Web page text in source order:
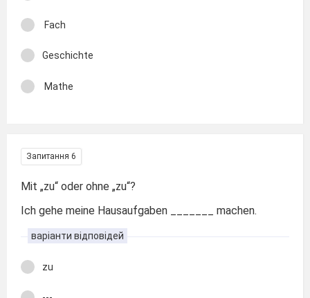
Fach
Geschichte
Mathe
Запитання 6
Mit „zu“ oder ohne „zu“?
Ich gehe meine Hausaufgaben _______ machen.
варіанти відповідей
zu